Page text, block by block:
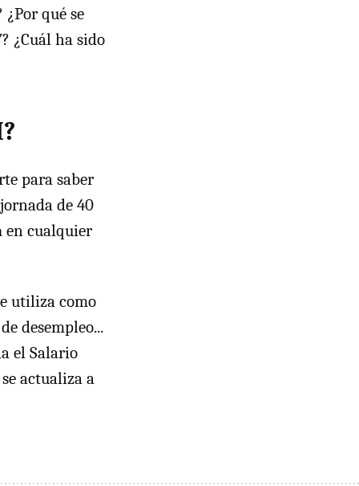
qué se
¿Cuál ha sido
para saber
de 40
en cualquier
utiliza como
desempleo...
el Salario
actualiza a